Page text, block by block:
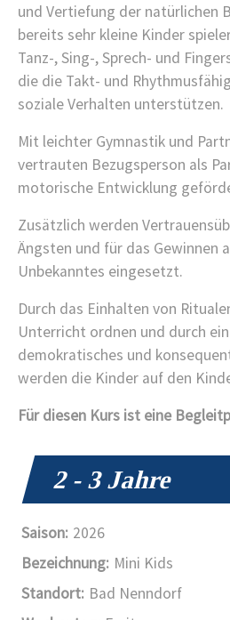
und Vertiefung der natürlichen
bereits sehr kleine Kinder
Tanz-, Sing-, Sprech- und
die die Takt- und
soziale Verhalten unterstützen.
Mit leichter Gymnastik und
vertrauten Bezugsperson als
motorische Entwicklung
Zusätzlich werden
Ängsten und für das Gewinnen
Unbekanntes eingesetzt.
Durch das Einhalten von
Unterricht ordnen und durch
demokratisches und
werden die Kinder auf den
Für diesen Kurs ist eine
2 - 3 Jahre
2026
Mini Kids
Bad Nenndorf